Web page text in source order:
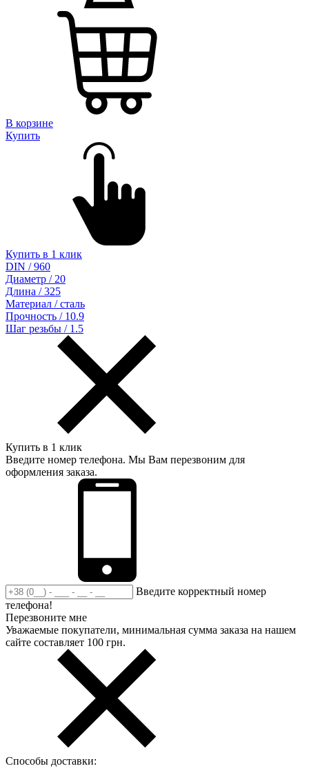
В корзине
Купить
Купить в 1 клик
DIN / 960
Диаметр / 20
Длина / 325
Материал / сталь
Прочность / 10.9
Шаг резьбы / 1.5
Купить в 1 клик
Введите номер телефона. Мы Вам перезвоним для
оформления заказа.
Введите корректный номер
телефона!
Перезвоните мне
Уважаемые покупатели, минимальная сумма заказа на нашем
сайте составляет 100 грн.
Способы доставки: